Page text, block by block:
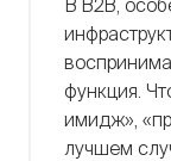
функция.
имидж»,
лучшем